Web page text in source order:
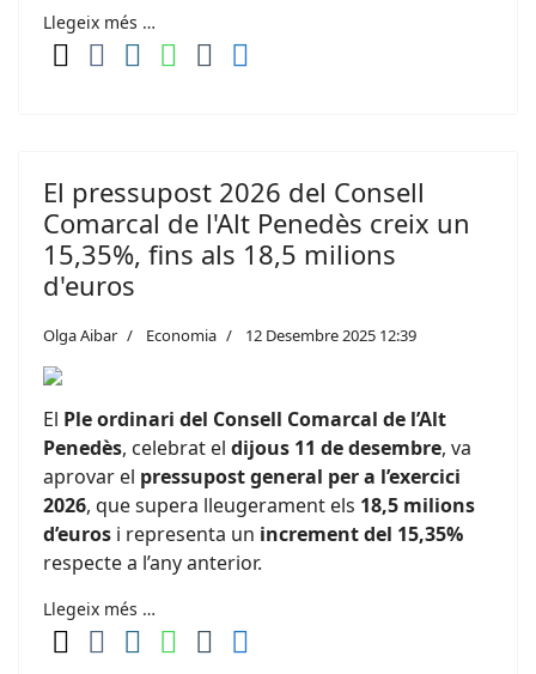
Llegeix més …
El pressupost 2026 del Consell
Comarcal de l'Alt Penedès creix un
15,35%, fins als 18,5 milions
d'euros
Olga Aibar Economia 12 Desembre 2025 12:39
El Ple ordinari del Consell Comarcal de l’Alt
Penedès, celebrat el dijous 11 de desembre, va
aprovar el pressupost general per a l’exercici
2026, que supera lleugerament els 18,5 milions
d’euros i representa un increment del 15,35%
respecte a l’any anterior.
Llegeix més …